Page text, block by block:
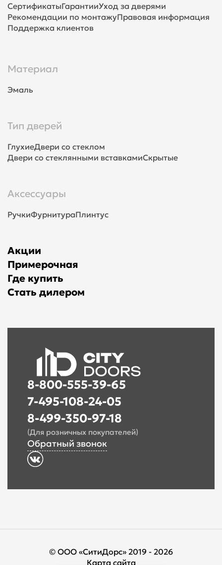
СертификатыГарантииУход за дверями
Рекомендации по монтажуПравовая информация
Поддержка клиентов
Материал
Эмаль
Тип дверей
ГлухиеДвери со стеклом
Двери со стеклянными вставкамиСкрытые
Аксессуары
РучкиФурнитураПлинтус
Акции
Примерочная
Где купить
Стать дилером
8-800-555-39-65
7-495-108-24-05
8-499-350-97-18
(Для розничных покупателей)
Обратный звонок
© ООО «СитиДорс» 2019 - 2026
Карта сайта